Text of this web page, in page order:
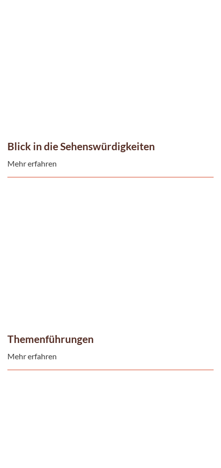
Blick in die Sehenswürdigkeiten
Mehr erfahren
Themenführungen
Mehr erfahren